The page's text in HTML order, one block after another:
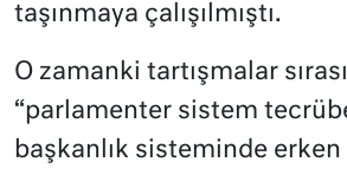
taşınmaya çalışılmıştı.
O zamanki tartışmalar
“parlamenter sistem
başkanlık sisteminde